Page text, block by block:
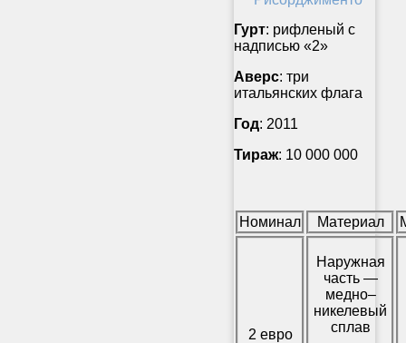
Гурт: рифленый с
надписью «2»
Аверс: три
итальянских флага
Год: 2011
Тираж: 10 000 000
Номинал Материал
2 евро
Наружная
часть —
медно–
никелевый
сплав